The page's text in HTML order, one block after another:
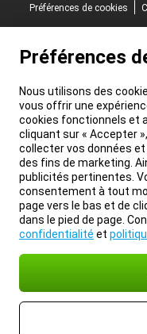
Préférences de cookies
Préférences
Nous utilisons des
vous offrir une
cookies fonctionnels et
cliquant sur « Accepter
collecter vos données
des fins de marketing.
publicités pertinentes.
consentement à tout
page vers le bas et de
dans le pied de page.
confidentialité et